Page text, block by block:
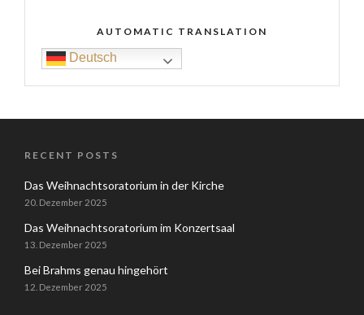
AUTOMATIC TRANSLATION
Deutsch
RECENT POSTS
Das Weihnachtsoratorium in der Kirche
20. Dezember 2025
Das Weihnachtsoratorium im Konzertsaal
13. Dezember 2025
Bei Brahms genau hingehört
12. Dezember 2025